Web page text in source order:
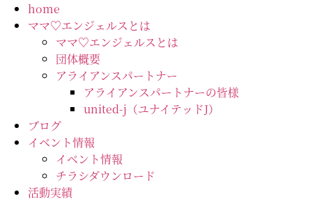
home
ママ♡エンジェルスとは
ママ♡エンジェルスとは
団体概要
アライアンスパートナー
アライアンスパートナーの皆様
united-j（ユナイテッドJ）
ブログ
イベント情報
イベント情報
チラシダウンロード
活動実績